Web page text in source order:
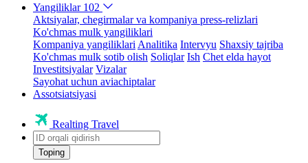
Yangiliklar 102
Aktsiyalar, chegirmalar va kompaniya press-relizlari
Ko'chmas mulk yangiliklari
Kompaniya yangiliklari Analitika Intervyu Shaxsiy tajriba
Ko'chmas mulk sotib olish Soliqlar Ish Chet elda hayot
Investitsiyalar Vizalar
Sayohat uchun aviachiptalar
Assotsiatsiyasi
Realting Travel
Toping